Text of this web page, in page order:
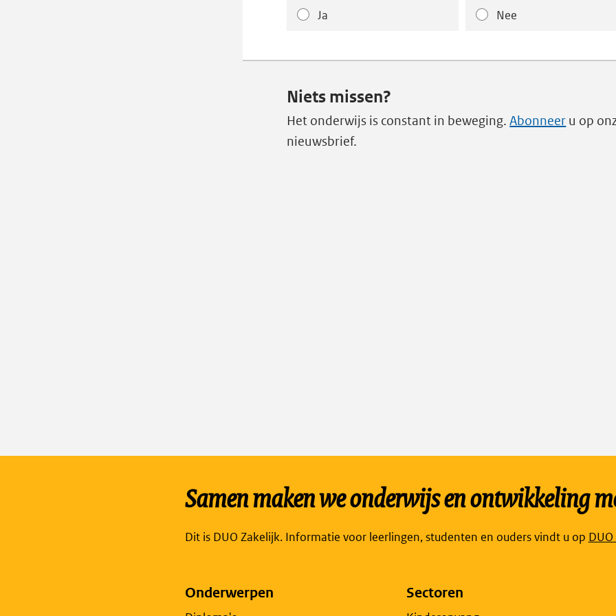
Ja Nee
Niets missen?
Het onderwijs is constant in beweging.Abonneer u op
nieuwsbrief.
Samen maken we onderwijs en ontwikkeling
Dit is DUO Zakelijk. Informatie voor leerlingen, studenten en ouders vindt u op Link
Onderwerpen Sectoren